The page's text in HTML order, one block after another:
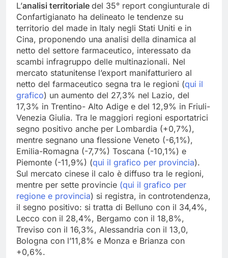
L’analisi territoriale del 35° report congiunturale di
Confartigianato ha delineato le tendenze su
territorio del made in Italy negli Stati Uniti e in
Cina, proponendo una analisi della dinamica al
netto del settore farmaceutico, interessato da
scambi infragruppo delle multinazionali. Nel
mercato statunitense l’export manifatturiero al
netto del farmaceutico segna tra le regioni (qui il
grafico) un aumento del 27,3% nel Lazio, del
17,3% in Trentino- Alto Adige e del 12,9% in Friuli-
Venezia Giulia. Tra le maggiori regioni esportatrici
segno positivo anche per Lombardia (+0,7%),
mentre segnano una flessione Veneto (-6,1%),
Emilia-Romagna (-7,7%) Toscana (-10,1%) e
Piemonte (-11,9%) (qui il grafico per provincia).
Sul mercato cinese il calo è diffuso tra le regioni,
mentre per sette provincie (qui il grafico per
regione e provincia) si registra, in controtendenza,
il segno positivo: si tratta di Belluno con il 34,4%,
Lecco con il 28,4%, Bergamo con il 18,8%,
Treviso con il 16,3%, Alessandria con il 13,0,
Bologna con l’11,8% e Monza e Brianza con
+0,6%.